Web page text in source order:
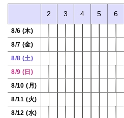
2 3 4 5 6
8/6 (木)
8/7 (金)
8/8 (土)
8/9 (日)
8/10 (月)
8/11 (火)
8/12 (水)